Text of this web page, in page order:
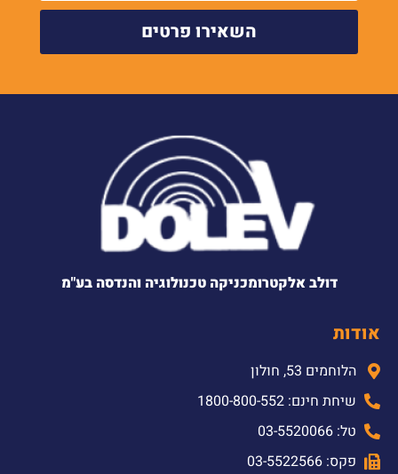
השאירו פרטים
דולב אלקטרומכניקה טכנולוגיה והנדסה בע"מ
אודות
הלוחמים 53, חולון
שיחת חינם: 1800-800-552
טל: 03-5520066
פקס: 03-5522566